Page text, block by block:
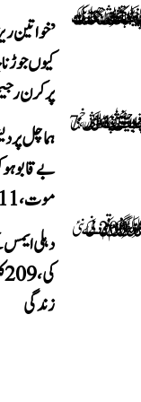
’خواتین
کیوں
پر کرن
ہماچل
موت، 11 زخمی
دہلی
زندگی